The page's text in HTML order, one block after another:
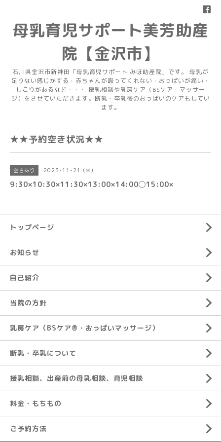
母乳育児サポート美芳助産
院【金沢市】
石川県金沢市新神田「母乳育児サポート みほ助産院」です。 母乳が
足りない感じがする・赤ちゃんが吸ってくれない・おっぱいが痛い・
しこりがあるなど・・・ 授乳相談や乳房ケア（BSケア・マッサー
ジ）をさせていただきます。断乳・卒乳後のおっぱいのケアもしてい
ます。
★★予約空き状況★★
空きあり 2023-11-21 (火)
9:30×10:30×11:30×13:00×14:00◯15:00×
トップページ
お知らせ
自己紹介
当院の方針
乳房ケア（BSケア®︎・おっぱいマッサージ）
断乳・卒乳について
授乳相談、出産前の母乳相談、育児相談
料金・もちもの
ご予約方法